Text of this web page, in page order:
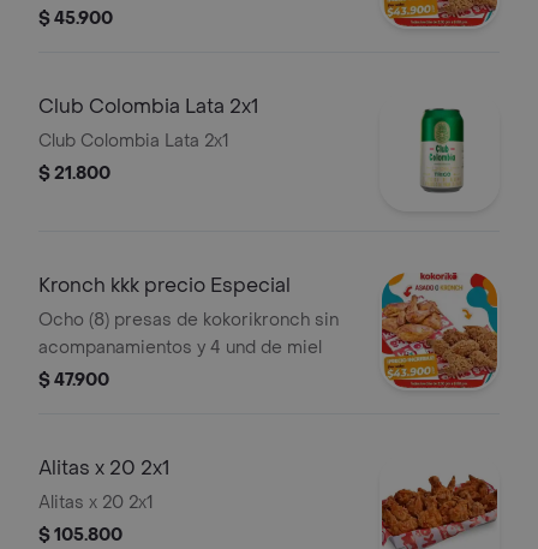
$ 45.900
Club Colombia Lata 2x1
Club Colombia Lata 2x1
$ 21.800
Kronch kkk precio Especial
Ocho (8) presas de kokorikronch sin
acompanamientos y 4 und de miel
$ 47.900
Alitas x 20 2x1
Alitas x 20 2x1
$ 105.800